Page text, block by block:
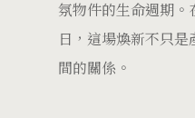
氛物件的生命週期。
日，這場煥新不只
間的關係。